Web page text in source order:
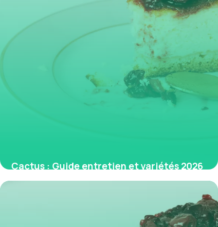
Cactus : Guide entretien et variétés 2026
3 juin 2026